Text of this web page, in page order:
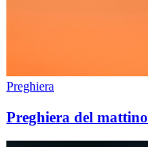
Preghiera
Preghiera del mattino